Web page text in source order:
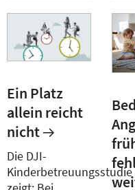
Ein Platz
allein reicht
nicht
Die DJI-
Kinderbetreuungsstudie